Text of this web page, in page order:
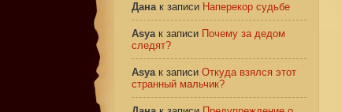
Данак записи Наперекор судьбе
Asyaк записи Почему за дедом
следят?
Asyaк записи Откуда взялся этот
странный мальчик?